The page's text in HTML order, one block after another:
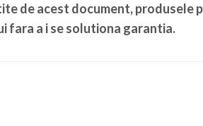
de acest document, produsele
a i se solutiona garantia.